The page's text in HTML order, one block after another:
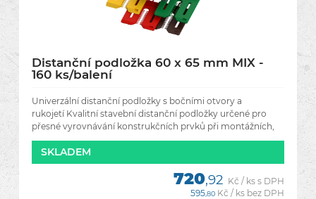
Distanční podložka 60 x 65 mm MIX -
160 ks/balení
Univerzální distanční podložky s bočními otvory a
rukojetí Kvalitní stavební distanční podložky určené pro
přesné vyrovnávání konstrukčních prvků při montážních,
SKLADEM
720,92 Kč / ks s DPH
595,80 Kč / ks bez DPH